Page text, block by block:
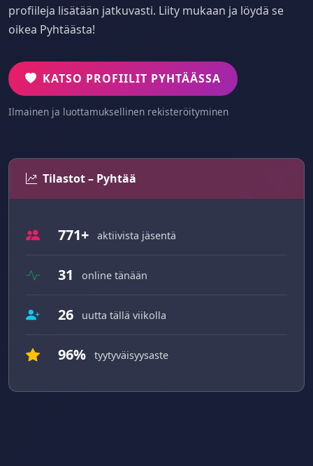
profiileja lisätään jatkuvasti. Liity mukaan ja löydä se
oikea Pyhtäästa!
KATSO PROFIILIT PYHTÄÄSSA
Ilmainen ja luottamuksellinen rekisteröityminen
Tilastot – Pyhtää
771+ aktiivista jäsentä
31 online tänään
26 uutta tällä viikolla
96% tyytyväisyysaste